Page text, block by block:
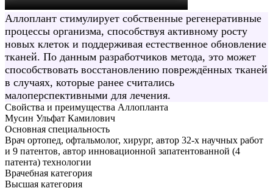
Аллоплант стимулирует собственные регенеративные
процессы организма, способствуя активному росту
новых клеток и поддерживая естественное обновление
тканей. По данным разработчиков метода, это может
способствовать восстановлению повреждённых тканей
в случаях, которые ранее считались
малоперспективными для лечения.
Свойства и преимущества Аллопланта
Мусин Ульфат Камилович
Основная специальность
Врач ортопед, офтальмолог, хирург, автор 32-х научных работ
и 9 патентов, автор инновационной запатентованной (4
патента) технологии
Врачебная категория
Высшая категория